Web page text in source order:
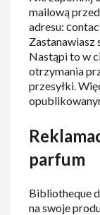
mailową
adresu:
Zastanawiasz
Nastąpi to w
otrzymania
przesyłki.
parfum
Bibliotheque
na swoje